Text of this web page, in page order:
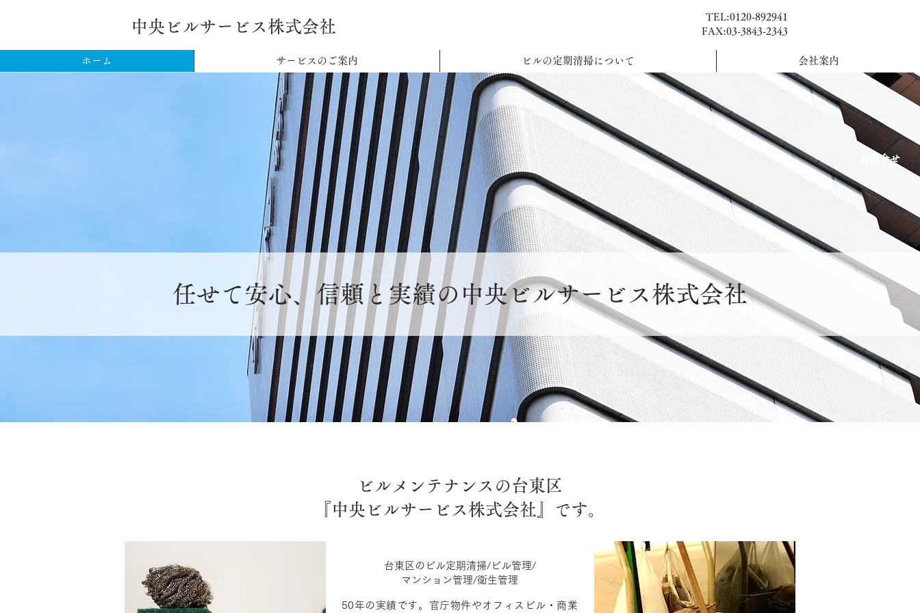
​お問合せ
中央ビルサービス株式会社
TEL:0120-892941
FAX:03-3843-2343
ホーム サービスのご案内 ビルの定期清掃について 会社案内
任せて安心、信頼と実績の中央ビルサービス株式会社
ビルメンテナンスの台東区
『中央ビルサービス株式会社』です。
台東区のビル定期清掃/ビル管理/
マンション管理/衛生管理
50年の実績です。官庁物件やオフィスビル・商業